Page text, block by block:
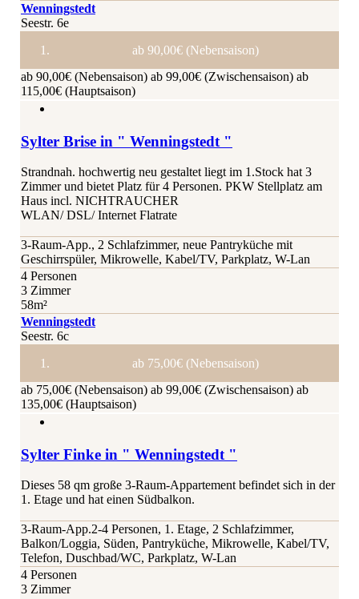
Wenningstedt
Seestr. 6e
ab 90,00€ (Nebensaison)
ab 90,00€ (Nebensaison) ab 99,00€ (Zwischensaison) ab
115,00€ (Hauptsaison)
Sylter Brise in " Wenningstedt "
Strandnah. hochwertig neu gestaltet liegt im 1.Stock hat 3
Zimmer und bietet Platz für 4 Personen. PKW Stellplatz am
Haus incl. NICHTRAUCHER
WLAN/ DSL/ Internet Flatrate
3-Raum-App., 2 Schlafzimmer, neue Pantryküche mit
Geschirrspüler, Mikrowelle, Kabel/TV, Parkplatz, W-Lan
4 Personen
3 Zimmer
58m²
Wenningstedt
Seestr. 6c
ab 75,00€ (Nebensaison)
ab 75,00€ (Nebensaison) ab 99,00€ (Zwischensaison) ab
135,00€ (Hauptsaison)
Sylter Finke in " Wenningstedt "
Dieses 58 qm große 3-Raum-Appartement befindet sich in der
1. Etage und hat einen Südbalkon.
3-Raum-App.2-4 Personen, 1. Etage, 2 Schlafzimmer,
Balkon/Loggia, Süden, Pantryküche, Mikrowelle, Kabel/TV,
Telefon, Duschbad/WC, Parkplatz, W-Lan
4 Personen
3 Zimmer